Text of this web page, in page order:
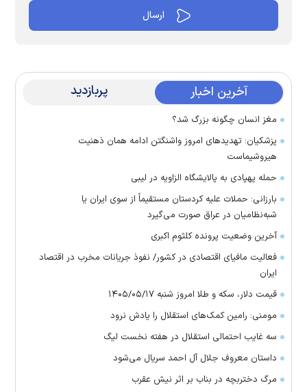
آخرین اخبار پربازدید
مغز انسان چگونه بزرگ شد؟
پزشکیان: تهدید‌های امروز واشنگتن ادامه همان ذهنیت
هیروشیماست
حمله پهپادی به پالایشگاه الزاویه در لیبی
بارزانی: حملات علیه کردستان مستقیماً از سوی ایران یا
شبه‌نظامیان در عراق صورت می‌گیرد
آخرین وضعیت پرونده کلثوم اکبری
فعالیت مافیای اقتصادی در کشور/ نفوذ جریانات مخرب در اقتصاد
ایران
قیمت دلار، سکه و طلا امروز شنبه ۱۴۰۵/۰۵/۱۷
مومنی: رامین کمک‌های استقلال را یادش نرود
سه غایب احتمالی استقلال در هفته نخست لیگ
داستان معروف جلال آل احمد سریال می‌شود
مرگ دختربچه در بناب بر اثر نیش عقرب